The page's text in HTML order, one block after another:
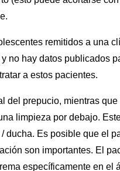
remitidos a una
no hay datos publicados
a estos pacientes.
del prepucio, mientras
limpieza por debajo.
ducha. Es posible que el
son importantes. El
específicamente en el